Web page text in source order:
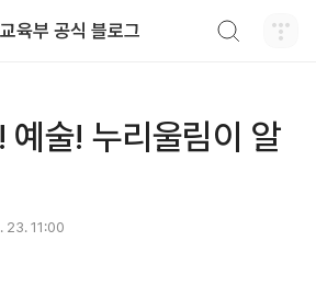
교육부 공식 블로그
예술! 누리울림이 알
23. 11:00